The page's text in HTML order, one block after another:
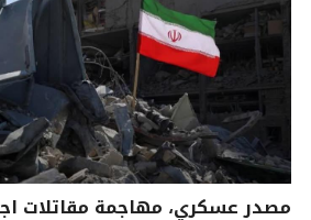
مصدر عسكري، مهاجمة مقاتلات